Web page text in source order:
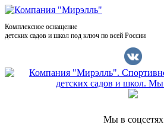
Комплексное оснащение
детских садов и школ под ключ по всей России
Мы в соцсетях